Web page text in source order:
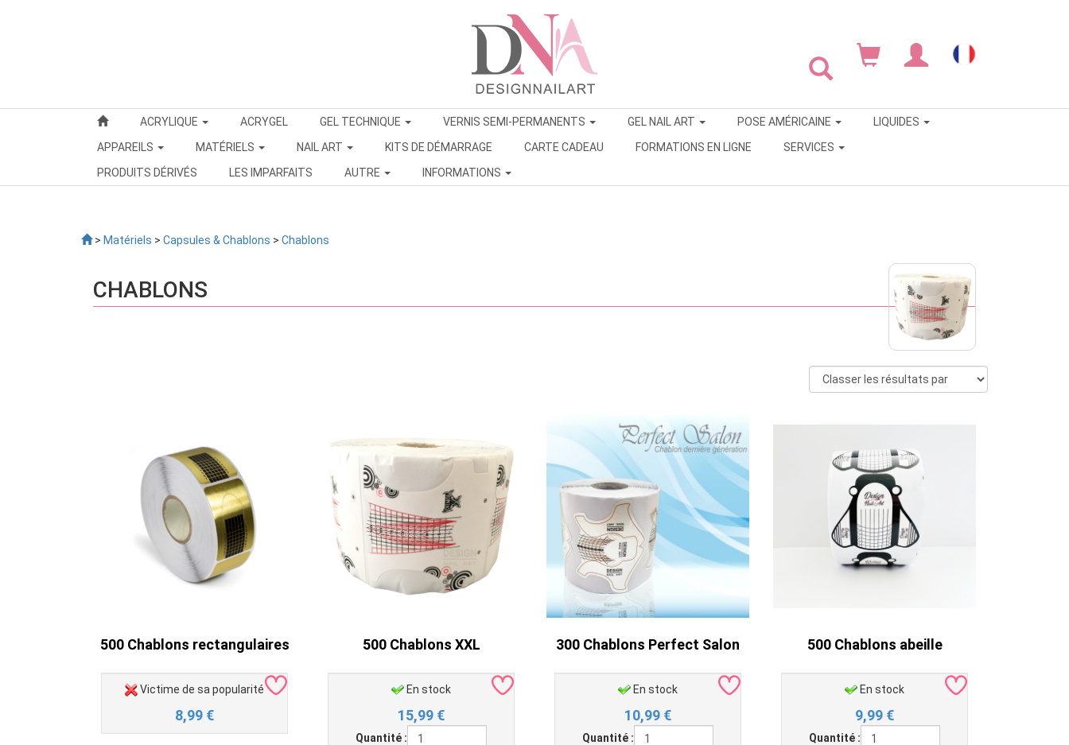
ACRYLIQUE ACRYGEL GEL TECHNIQUE VERNIS SEMI-PERMANENTS GEL NAIL ART POSE AMÉRICAINE
LIQUIDES
APPAREILS
MATÉRIELS NAIL ART KITS DE DÉMARRAGE CARTE CADEAU FORMATIONS EN LIGNE
SERVICES
PRODUITS DÉRIVÉS
LES IMPARFAITS AUTRE INFORMATIONS
> Matériels > Capsules & Chablons > Chablons
CHABLONS
500 Chablons rectangulaires
Victime de sa popularité
8,99 €
500 Chablons XXL
En stock
15,99 €
Quantité :
300 Chablons Perfect Salon
En stock
10,99 €
Quantité :
500 Chablons abeille
En stock
9,99 €
Quantité :